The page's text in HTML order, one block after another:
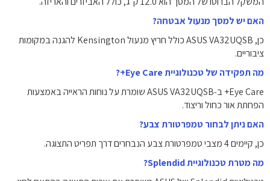
האם יש למסך מנעול אבטחה?
כן, ASUS VA32UQSB כולל חריץ מנעול Kensington להגנה במקומות
ציבוריים.
מה תפקידה של טכנולוגיית Eye Care+?
Eye Care+ ב‑ASUS VA32UQSB שומרת על נוחות הראייה באמצעות
הפחתת אור כחול וריצוד.
האם ניתן לבחור טמפרטורת צבע?
כן, קיימים 4 מצבי טמפרטורת צבע הנבחרים דרך תפריט התצוגה.
מה מטרת טכנולוגיית Splendid?